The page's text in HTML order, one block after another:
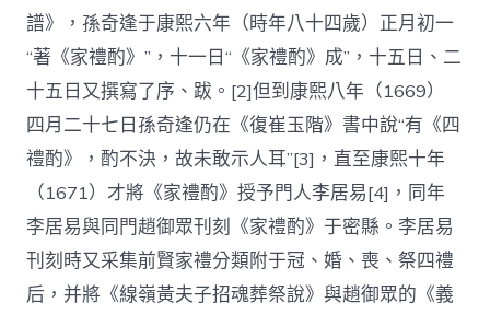
譜》，孫奇逢于康熙六年（時年八十四歲）正月初一
“著《家禮酌》”，十一日“《家禮酌》成”，十五日、二
十五日又撰寫了序、跋。[2]但到康熙八年（1669）
四月二十七日孫奇逢仍在《復崔玉階》書中說“有《四
禮酌》，酌不決，故未敢示人耳”[3]，直至康熙十年
（1671）才將《家禮酌》授予門人李居易[4]，同年
李居易與同門趙御眾刊刻《家禮酌》于密縣。李居易
刊刻時又采集前賢家禮分類附于冠、婚、喪、祭四禮
后，并將《線嶺黃夫子招魂葬祭說》與趙御眾的《義